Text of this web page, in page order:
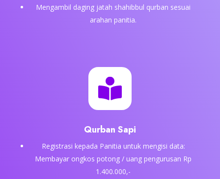
Mengambil daging jatah shahibbul qurban sesuai
arahan panitia.

Qurban Sapi
Registrasi kepada Panitia untuk mengisi data:
Membayar ongkos potong / uang pengurusan Rp
1.400.000,-